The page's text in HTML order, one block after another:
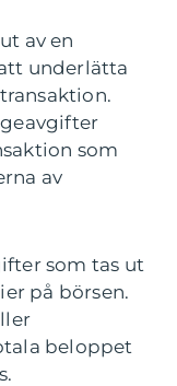
av en
underlätta
som
av
som tas ut
på börsen.
beloppet